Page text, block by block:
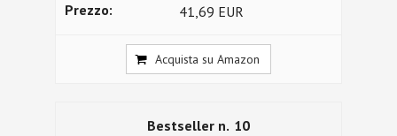
41,69 EUR
Acquista su Amazon
10